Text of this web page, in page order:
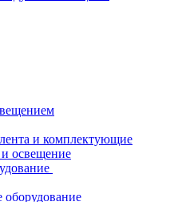
и комплектующие
освещение
оборудование